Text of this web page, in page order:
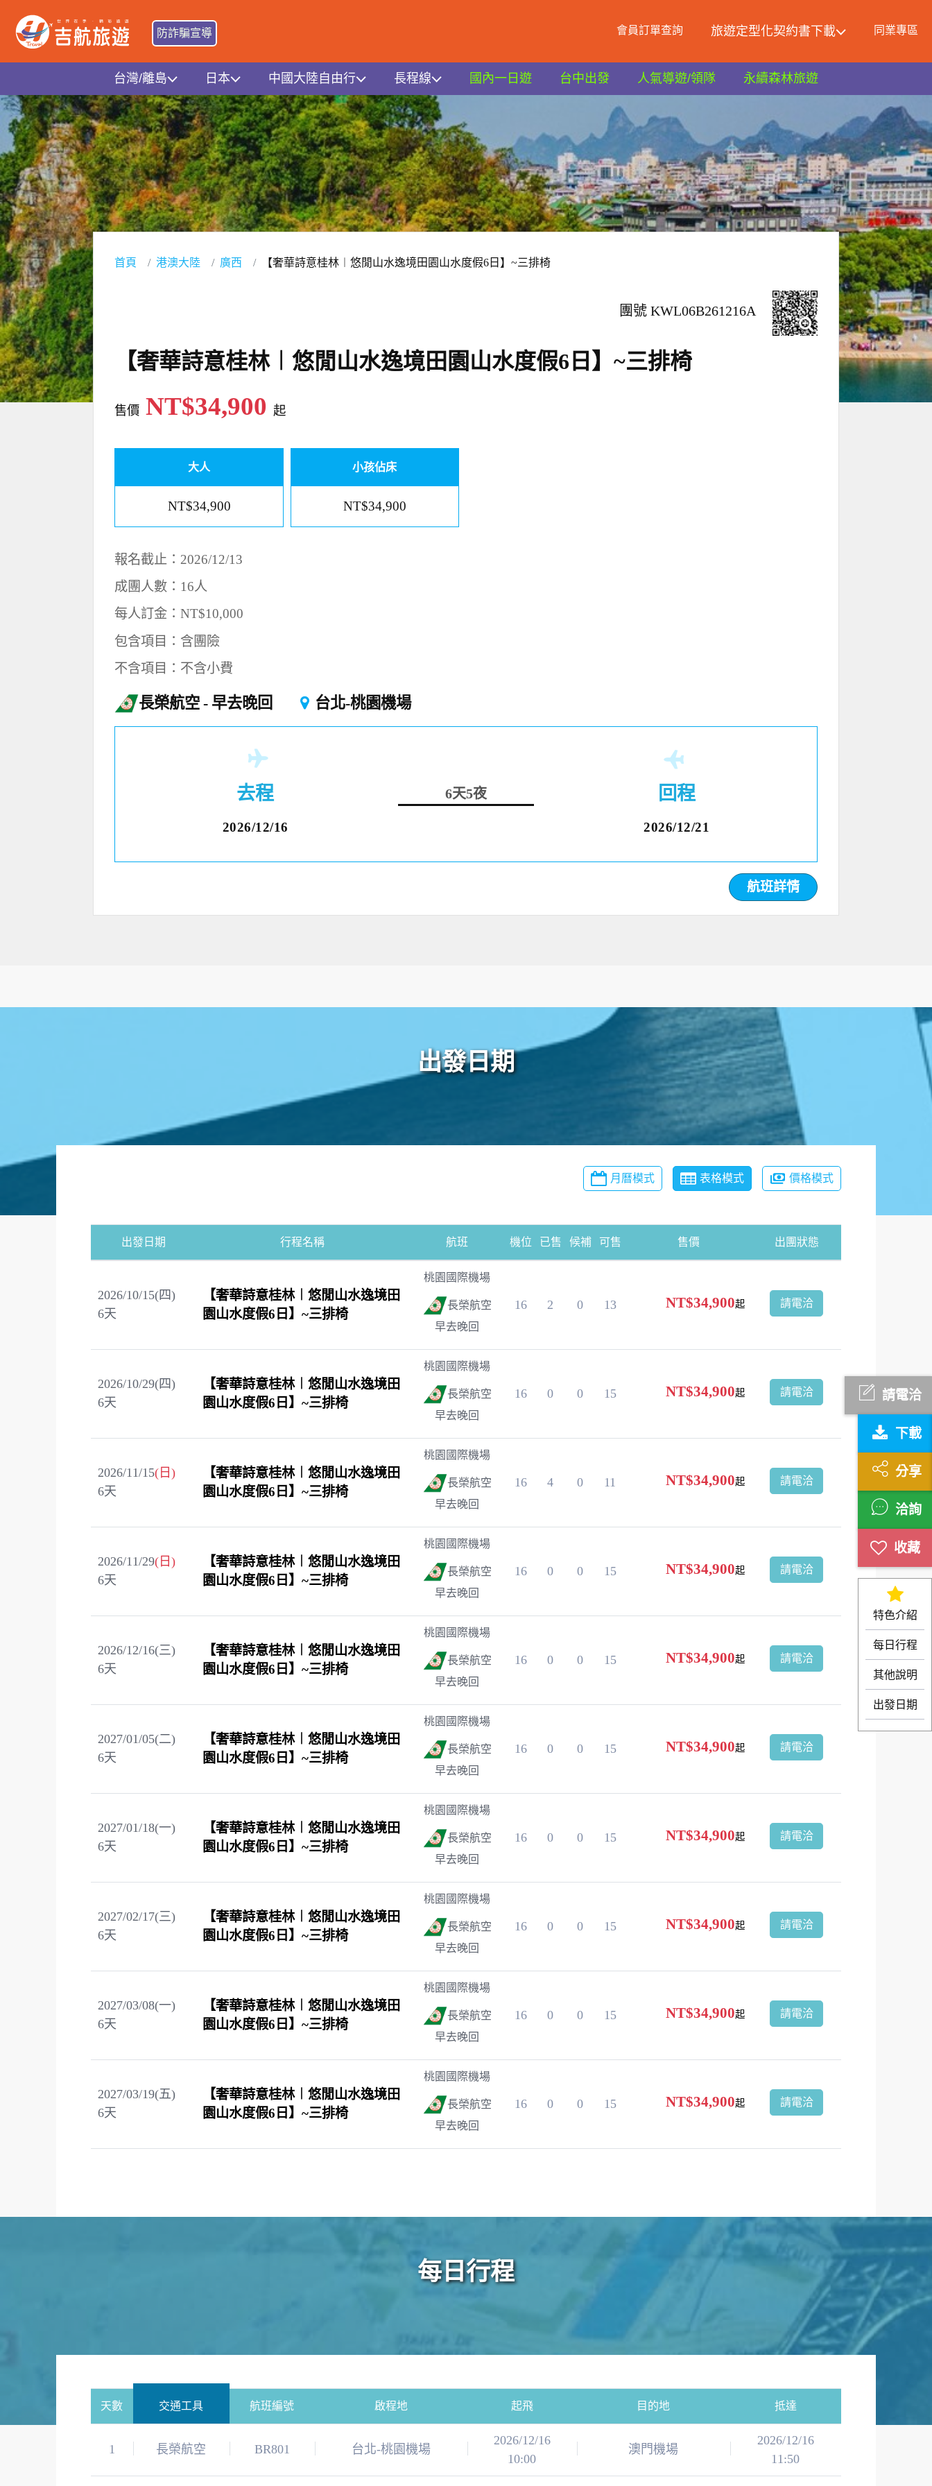
防詐騙宣導 會員訂單查詢 旅遊定型化契約書下載 同業專區
台灣/離島 日本 中國大陸自由行 長程線 國內一日遊 台中出發 人氣導遊/領隊 永續森林旅遊
請電洽
下載
分享
洽詢
特色介紹
每日行程
其他說明
出發日期
首頁 港澳大陸 廣西 【奢華詩意桂林︱悠閒山水逸境田園山水度假6日】~三排椅
團號 KWL06B261216A
【奢華詩意桂林︱悠閒山水逸境田園山水度假6日】~三排椅
售價 NT$34,900起
大人
NT$34,900
小孩佔床
NT$34,900
報名截止：2026/12/13
成團人數：16人
每人訂金：NT$10,000
包含項目：含團險
不含項目：不含小費
長榮航空 早去晚回 台北-桃園機場
去程
2026/12/16
6天5夜 回程
2026/12/21
航班詳情
每日行程
天數 交通工具 航班編號 啟程地 起飛 目的地 抵達
1 長榮航空 BR801 台北-桃園機場
2026/12/16
10:00
澳門機場
2026/12/16
11:50
出發日期
月曆模式 表格模式 價格模式
出發日期 行程名稱 航班 機位 已售 候補 可售 售價 出團狀態
2026/10/15(四)
6天
【奢華詩意桂林︱悠閒山水逸境田
園山水度假6日】~三排椅
桃園國際機場
長榮航空
早去晚回
16 2 0 13 NT$34,900起 請電洽
2026/10/29(四)
6天
【奢華詩意桂林︱悠閒山水逸境田
園山水度假6日】~三排椅
桃園國際機場
長榮航空
早去晚回
16 0 0 15 NT$34,900起 請電洽
2026/11/15(日)
6天
【奢華詩意桂林︱悠閒山水逸境田
園山水度假6日】~三排椅
桃園國際機場
長榮航空
早去晚回
16 4 0 11 NT$34,900起 請電洽
2026/11/29(日)
6天
【奢華詩意桂林︱悠閒山水逸境田
園山水度假6日】~三排椅
桃園國際機場
長榮航空
早去晚回
16 0 0 15 NT$34,900起 請電洽
2026/12/16(三)
6天
【奢華詩意桂林︱悠閒山水逸境田
園山水度假6日】~三排椅
桃園國際機場
長榮航空
早去晚回
16 0 0 15 NT$34,900起 請電洽
2027/01/05(二)
6天
【奢華詩意桂林︱悠閒山水逸境田
園山水度假6日】~三排椅
桃園國際機場
長榮航空
早去晚回
16 0 0 15 NT$34,900起 請電洽
2027/01/18(一)
6天
【奢華詩意桂林︱悠閒山水逸境田
園山水度假6日】~三排椅
桃園國際機場
長榮航空
早去晚回
16 0 0 15 NT$34,900起 請電洽
2027/02/17(三)
6天
【奢華詩意桂林︱悠閒山水逸境田
園山水度假6日】~三排椅
桃園國際機場
長榮航空
早去晚回
16 0 0 15 NT$34,900起 請電洽
2027/03/08(一)
6天
【奢華詩意桂林︱悠閒山水逸境田
園山水度假6日】~三排椅
桃園國際機場
長榮航空
早去晚回
16 0 0 15 NT$34,900起 請電洽
2027/03/19(五)
6天
【奢華詩意桂林︱悠閒山水逸境田
園山水度假6日】~三排椅
桃園國際機場
長榮航空
早去晚回
16 0 0 15 NT$34,900起 請電洽